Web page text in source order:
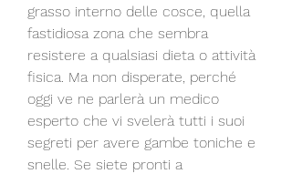
grasso interno delle cosce, quella
fastidiosa zona che sembra
resistere a qualsiasi dieta o attività
fisica. Ma non disperate, perché
oggi ve ne parlerà un medico
esperto che vi svelerà tutti i suoi
segreti per avere gambe toniche e
snelle. Se siete pronti a